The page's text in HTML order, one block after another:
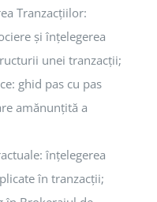
Tranzacțiilor:
și înțelegerea
unei tranzacții;
ghid pas cu pas
amănunțită a
înțelegerea
în tranzacții;